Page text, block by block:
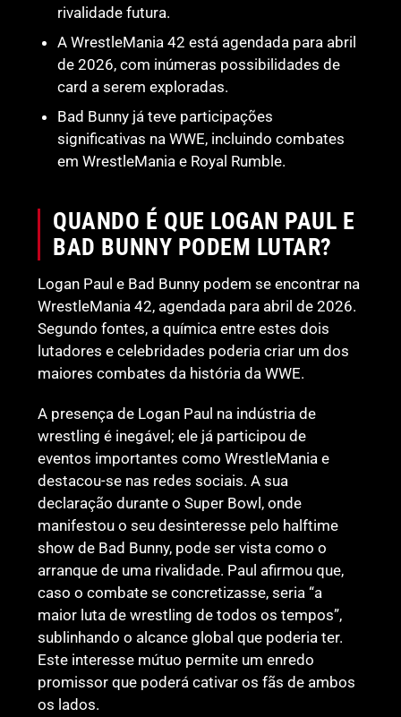
rivalidade futura.
A WrestleMania 42 está agendada para abril
de 2026, com inúmeras possibilidades de
card a serem exploradas.
Bad Bunny já teve participações
significativas na WWE, incluindo combates
em WrestleMania e Royal Rumble.
QUANDO É QUE LOGAN PAUL E
BAD BUNNY PODEM LUTAR?
Logan Paul e Bad Bunny podem se encontrar na
WrestleMania 42, agendada para abril de 2026.
Segundo fontes, a química entre estes dois
lutadores e celebridades poderia criar um dos
maiores combates da história da WWE.
A presença de Logan Paul na indústria de
wrestling é inegável; ele já participou de
eventos importantes como WrestleMania e
destacou-se nas redes sociais. A sua
declaração durante o Super Bowl, onde
manifestou o seu desinteresse pelo halftime
show de Bad Bunny, pode ser vista como o
arranque de uma rivalidade. Paul afirmou que,
caso o combate se concretizasse, seria “a
maior luta de wrestling de todos os tempos”,
sublinhando o alcance global que poderia ter.
Este interesse mútuo permite um enredo
promissor que poderá cativar os fãs de ambos
os lados.